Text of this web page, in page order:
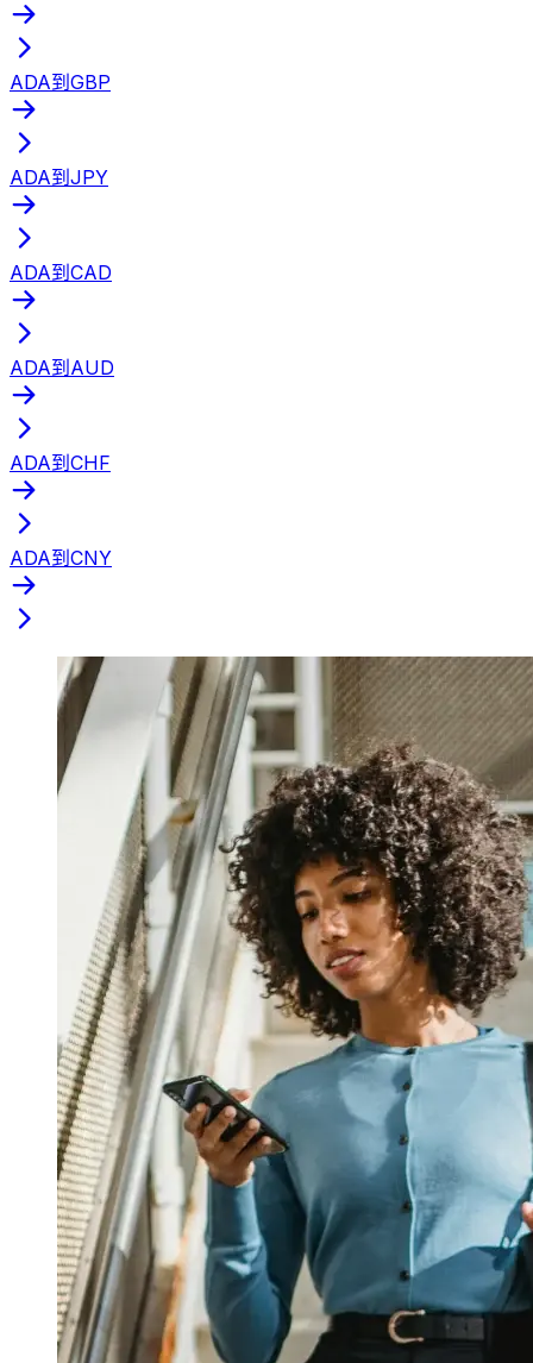
ADA到GBP
ADA到JPY
ADA到CAD
ADA到AUD
ADA到CHF
ADA到CNY